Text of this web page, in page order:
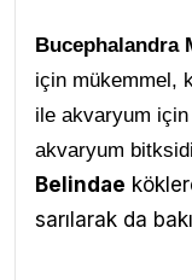
Bucephalandra
için mükemmel,
ile akvaryum
akvaryum
Belindae
sarılarak da